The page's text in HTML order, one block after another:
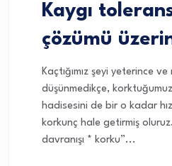
Kaygı
çözümü
Kaçtığımız şeyi yeterince
düşünmedikçe,
hadisesini de bir o kadar
korkunç hale getirmiş
davranışı * korku”...